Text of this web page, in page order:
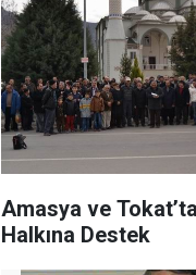
Amasya ve
Halkına Destek